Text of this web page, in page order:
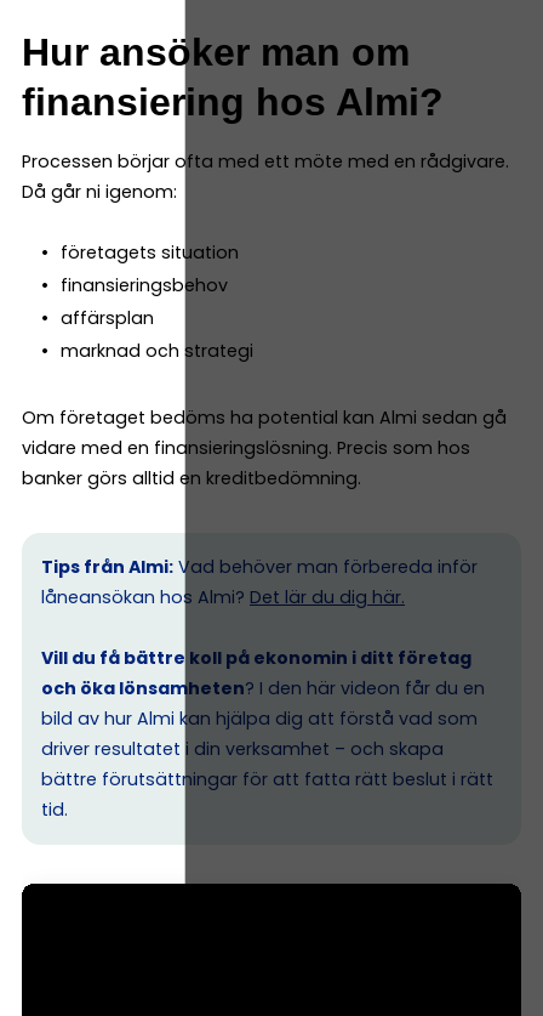
Hur ansöker man om
finansiering hos Almi?
Processen börjar ofta med ett möte med en rådgivare.
Då går ni igenom:
företagets situation
finansieringsbehov
affärsplan
marknad och strategi
Om företaget bedöms ha potential kan Almi sedan gå
vidare med en finansieringslösning. Precis som hos
banker görs alltid en kreditbedömning.
Tips från Almi: Vad behöver man förbereda inför
låneansökan hos Almi? Det lär du dig här.
Vill du få bättre koll på ekonomin i ditt företag
och öka lönsamheten? I den här videon får du en
bild av hur Almi kan hjälpa dig att förstå vad som
driver resultatet i din verksamhet – och skapa
bättre förutsättningar för att fatta rätt beslut i rätt
tid.